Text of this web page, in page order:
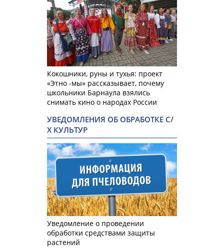
Кокошники, руны и тухья: проект
«Этно -мы» рассказывает, почему
школьники Барнаула взялись
снимать кино о народах России
УВЕДОМЛЕНИЯ ОБ ОБРАБОТКЕ С/
Х КУЛЬТУР
Уведомление о проведении
обработки средствами защиты
растений